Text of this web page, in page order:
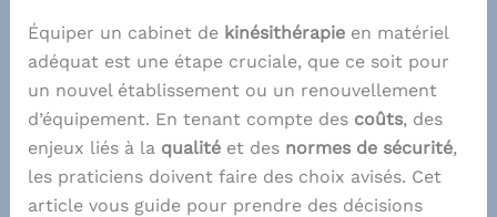
Équiper un cabinet de kinésithérapieen matériel
adéquat est une étape cruciale, que ce soit pour
un nouvel établissement ou un renouvellement
d’équipement. En tenant compte des coûts, des
enjeux liés à la qualitéet des normes de sécurité,
les praticiens doivent faire des choix avisés. Cet
article vous guide pour prendre des décisions